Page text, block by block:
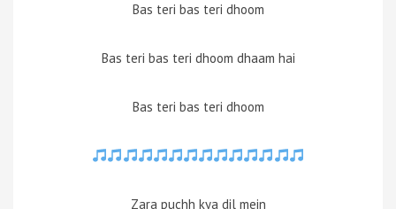
Bas teri bas teri dhoom
Bas teri bas teri dhoom dhaam hai
Bas teri bas teri dhoom
Zara puchh kya dil mein